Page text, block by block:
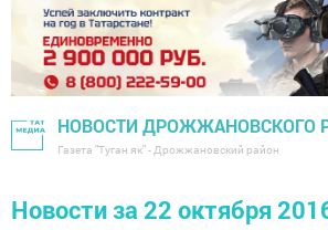
НОВОСТИ ДРОЖЖАНОВСКОГО
Газета "Туган як" - Дрожжановский район
Новости за 22 октября